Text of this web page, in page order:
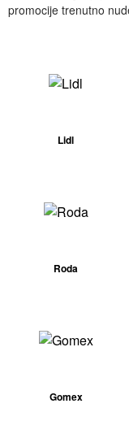
promocije trenutno
Lidl
Roda
Gomex